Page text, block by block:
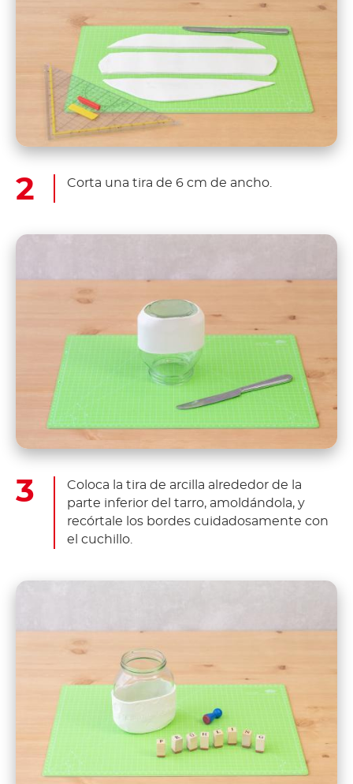
Corta una tira de 6 cm de ancho.
Coloca la tira de arcilla alrededor de la
parte inferior del tarro, amoldándola, y
recórtale los bordes cuidadosamente con
el cuchillo.